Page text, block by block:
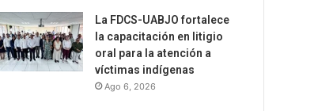
La FDCS-UABJO fortalece
la capacitación en litigio
oral para la atención a
víctimas indígenas
Ago 6, 2026